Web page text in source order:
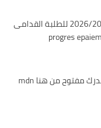
دفع حقوق التسجيل 2026/2025 للطلبة القدامى
موقع تسجيل الجيش والدرك مفتوح من هنا mdn